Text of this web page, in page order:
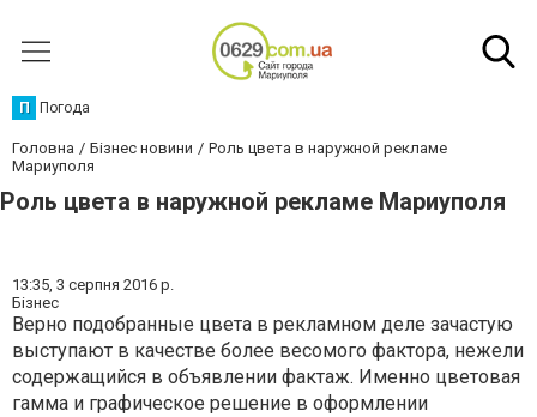
П Погода
Головна Бізнес новини
Роль цвета в наружной рекламе
Мариуполя
Роль цвета в наружной рекламе Мариуполя
13:35, 3 серпня 2016 р.
Бізнес
Верно подобранные цвета в рекламном деле зачастую
выступают в качестве более весомого фактора, нежели
содержащийся в объявлении фактаж. Именно цветовая
гамма и графическое решение в оформлении